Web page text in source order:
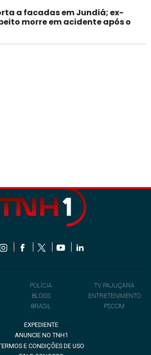
a facadas em Jundiá; ex-
morre em acidente após o
POLÍCIA
BLOGS
BRASIL
TV PAJUÇARA
ENTRETENIMENTO
PSCOM
EXPEDIENTE
ANUNCIE NO TNH1
E CONDIÇÕES DE USO